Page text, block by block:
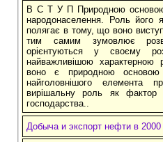
В С Т У П Природною основою
народонаселення. Роль його
полягає в тому, що воно
тим самим зумовлює
орієнтуються у своєму
найважливішою
воно є природною основою
найголовнішого елемента
вирішальну роль як фактор
господарства..
Добыча и экспорт нефти в